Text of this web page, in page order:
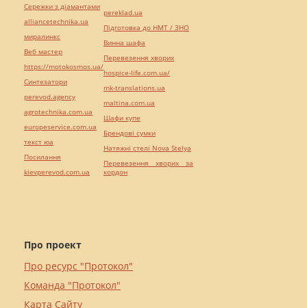
Про проект
Про ресурс "Протокол"
Команда "Протокол"
Карта Сайту
Сережки з діамантами
alliancetechnika.ua
миралинкс
Веб мастер
https://motokosmos.ua/
Синтезатори
perevod.agency
agrotechnika.com.ua
europeservice.com.ua
текст юа
Посилання
kievperevod.com.ua
pereklad.ua
Підготовка до НМТ / ЗНО
Винна шафа
Перевезення хворих
hospice-life.com.ua/
mk-translations.ua
maltina.com.ua
Шафи купе
Брендові сумки
Натяжні стелі Nova Stelya
Перевезення хворих за
кордон